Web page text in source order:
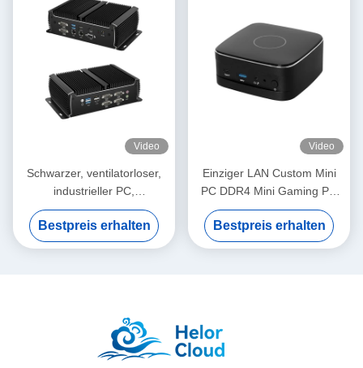
Video
Schwarzer, ventilatorloser,
industrieller PC,
Minicomputer, Intel Core,
Dual LAN, Dual Display,
Asynchrone Ausgabe
Bestpreis erhalten
Video
Einziger LAN Custom Mini
PC DDR4 Mini Gaming PC
für Zuhause und Büro
Bestpreis erhalten